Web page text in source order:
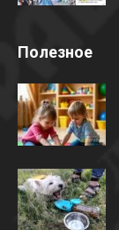
Полезное